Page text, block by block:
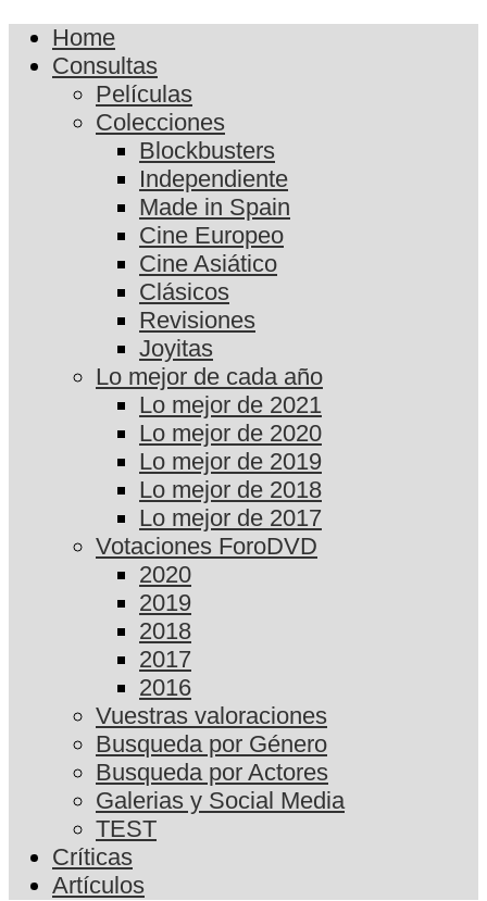
Home
Consultas
Películas
Colecciones
Blockbusters
Independiente
Made in Spain
Cine Europeo
Cine Asiático
Clásicos
Revisiones
Joyitas
Lo mejor de cada año
Lo mejor de 2021
Lo mejor de 2020
Lo mejor de 2019
Lo mejor de 2018
Lo mejor de 2017
Votaciones ForoDVD
2020
2019
2018
2017
2016
Vuestras valoraciones
Busqueda por Género
Busqueda por Actores
Galerias y Social Media
TEST
Críticas
Artículos